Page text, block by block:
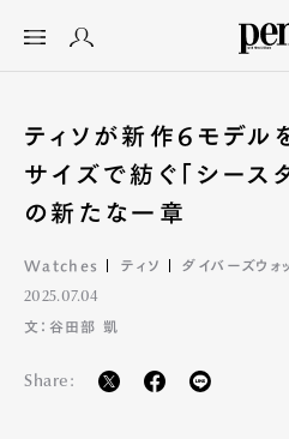
ティソが新作6モデ
サイズで紡ぐ「シース
の新たな一章
Watches ティソ ダイバーズウォ
2025.07.04
文：谷田部 凱
Share: